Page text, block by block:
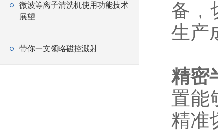
微波等离子清洗机使用功能技术
展望
带你一文领略磁控溅射
备，
生产
精密
置能
精准